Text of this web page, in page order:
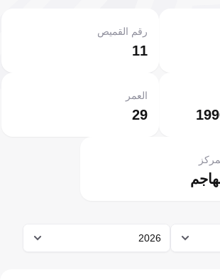
11
رقم القميص
29
العمر
2026